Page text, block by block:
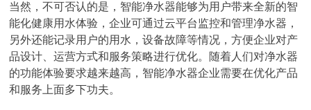
当然，不可否认的是，智能净水器能够为用户带来全新的智
能化健康用水体验，企业可通过云平台监控和管理净水器，
另外还能记录用户的用水，设备故障等情况，方便企业对产
品设计、运营方式和服务策略进行优化。随着人们对净水器
的功能体验要求越来越高，智能净水器企业需要在优化产品
和服务上面多下功夫。